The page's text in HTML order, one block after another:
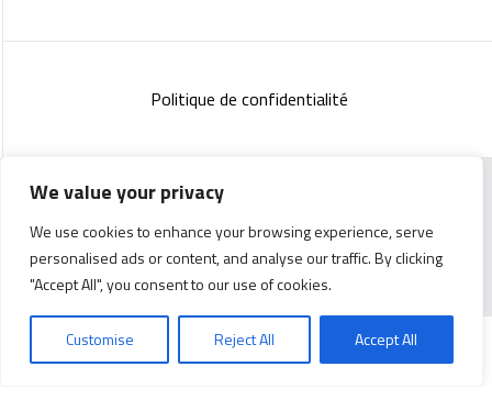
We value your privacy
We use cookies to enhance your browsing experience, serve
personalised ads or content, and analyse our traffic. By clicking
"Accept All", you consent to our use of cookies.
Customise Reject All Accept All
Politique de confidentialité
Copyright 2023 :Standish Communications& Mélissa
Lachance